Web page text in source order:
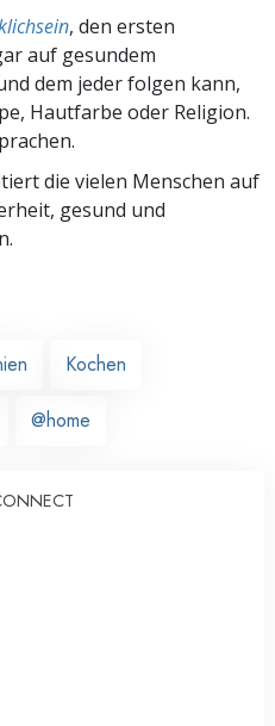
, den ersten
auf gesundem
dem jeder folgen kann,
Hautfarbe oder Religion.
die vielen Menschen auf
gesund und
Kochen
@home